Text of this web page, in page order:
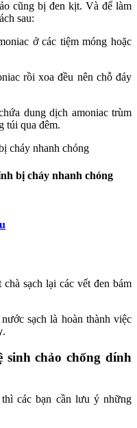
cũng bị đen kịt. Và để làm
sau:
ở các tiệm móng hoặc
rồi xoa đều nên chỗ đáy
dung dịch amoniac trùm
túi qua đêm.
bị cháy nhanh chóng
sạch lại các vết đen bám
sạch là hoàn thành việc
.
chảo chống dính
thì các bạn cần lưu ý những